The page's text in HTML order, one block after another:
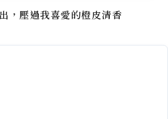
，壓過我喜愛的橙皮清香